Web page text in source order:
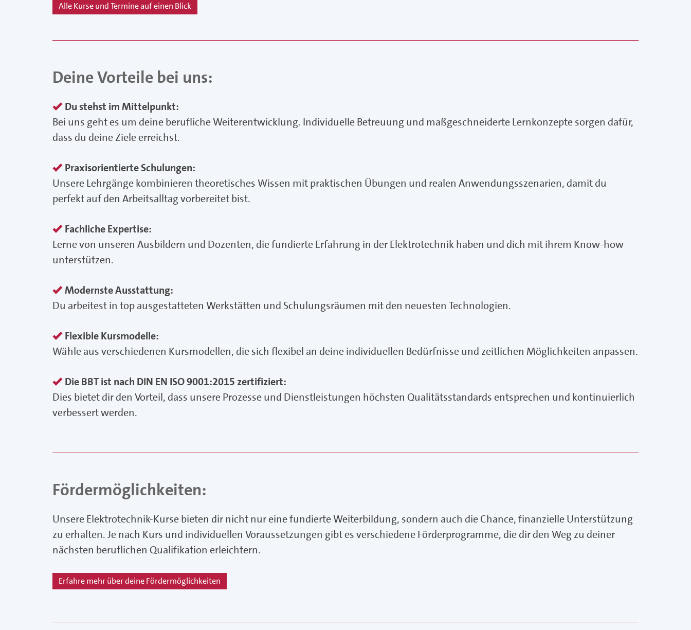
Alle Kurse und Termine auf einen Blick
Deine Vorteile bei uns:
Du stehst im Mittelpunkt:
Bei uns geht es um deine berufliche Weiterentwicklung. Individuelle Betreuung und maßgeschneiderte Lernkonzepte sorgen dafür,
dass du deine Ziele erreichst.
Praxisorientierte Schulungen:
Unsere Lehrgänge kombinieren theoretisches Wissen mit praktischen Übungen und realen Anwendungsszenarien, damit du
perfekt auf den Arbeitsalltag vorbereitet bist.
Fachliche Expertise:
Lerne von unseren Ausbildern und Dozenten, die fundierte Erfahrung in der Elektrotechnik haben und dich mit ihrem Know-how
unterstützen.
Modernste Ausstattung:
Du arbeitest in top ausgestatteten Werkstätten und Schulungsräumen mit den neuesten Technologien.
Flexible Kursmodelle:
Wähle aus verschiedenen Kursmodellen, die sich flexibel an deine individuellen Bedürfnisse und zeitlichen Möglichkeiten anpassen.
Die BBT ist nach DIN EN ISO 9001:2015 zertifiziert:
Dies bietet dir den Vorteil, dass unsere Prozesse und Dienstleistungen höchsten Qualitätsstandards entsprechen und kontinuierlich
verbessert werden.
Fördermöglichkeiten:
Unsere Elektrotechnik-Kurse bieten dir nicht nur eine fundierte Weiterbildung, sondern auch die Chance, finanzielle Unterstützung
zu erhalten. Je nach Kurs und individuellen Voraussetzungen gibt es verschiedene Förderprogramme, die dir den Weg zu deiner
nächsten beruflichen Qualifikation erleichtern.
Erfahre mehr über deine Fördermöglichkeiten